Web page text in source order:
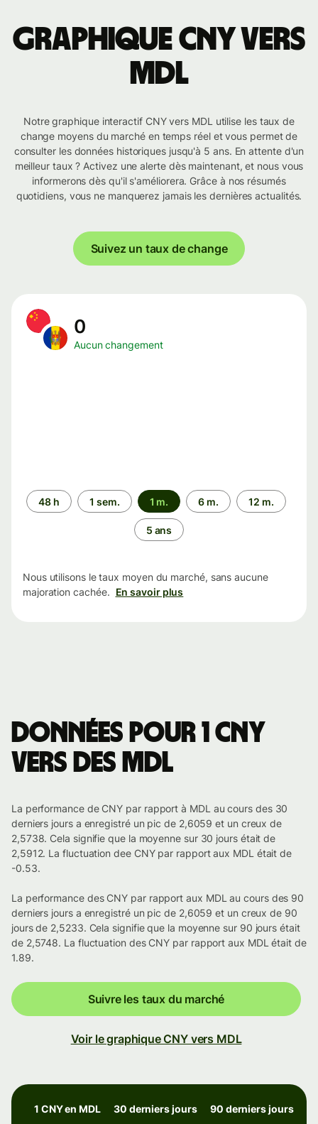
Graphique CNY vers
MDL
Notre graphique interactif CNY vers MDL utilise les taux de
change moyens du marché en temps réel et vous permet de
consulter les données historiques jusqu'à 5 ans. En attente d'un
meilleur taux ? Activez une alerte dès maintenant, et nous vous
informerons dès qu'il s'améliorera. Grâce à nos résumés
quotidiens, vous ne manquerez jamais les dernières actualités.
Suivez un taux de change
0
Aucun changement
Période
48 h 1 sem. 1 m. 6 m. 12 m.
5 ans
Nous utilisons le taux moyen du marché, sans aucune
majoration cachée. En savoir plus
Données pour 1 CNY
vers des MDL
La performance de CNY par rapport à MDL au cours des 30
derniers jours a enregistré un pic de 2,6059 et un creux de
2,5738. Cela signifie que la moyenne sur 30 jours était de
2,5912. La fluctuation dee CNY par rapport aux MDL était de
-0.53.
La performance des CNY par rapport aux MDL au cours des 90
derniers jours a enregistré un pic de 2,6059 et un creux de 90
jours de 2,5233. Cela signifie que la moyenne sur 90 jours était
de 2,5748. La fluctuation des CNY par rapport aux MDL était de
1.89.
Suivre les taux du marché
Voir le graphique CNY vers MDL
1 CNY en MDL 30 derniers jours 90 derniers jours